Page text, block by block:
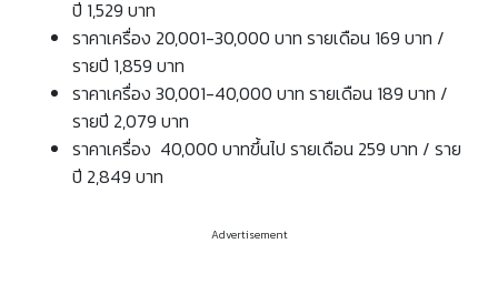
ปี 1,529 บาท
ราคาเครื่อง 20,001-30,000 บาท รายเดือน 169 บาท /
รายปี 1,859 บาท
ราคาเครื่อง 30,001-40,000 บาท รายเดือน 189 บาท /
รายปี 2,079 บาท
ราคาเครื่อง 40,000 บาทขึ้นไป รายเดือน 259 บาท / ราย
ปี 2,849 บาท
Advertisement